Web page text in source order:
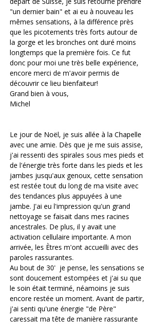
"un dernier bain" et ai eu à nouveau les
mêmes sensations, à la différence près
que les picotements très forts autour de
la gorge et les bronches ont duré moins
longtemps que la première fois. Ce fut
donc pour moi une très belle expérience,
encore merci de m'avoir permis de
découvrir ce lieu bienfaiteur!
Grand bien à vous,
Michel
Le jour de Noël, je suis allée à la Chapelle
avec une amie. Dès que je me suis assise,
j'ai ressenti des spirales sous mes pieds et
de l'énergie très forte dans les pieds et les
jambes jusqu'aux genoux, cette sensation
est restée tout du long de ma visite avec
des tendances plus appuyées à une
jambe. J'ai eu l'impression qu'un grand
nettoyage se faisait dans mes racines
ancestrales. De plus, il y avait une
activation cellulaire importante. A mon
arrivée, les Ètres m'ont accueilli avec des
paroles rassurantes.
Au bout de 30'  je pense, les sensations se
sont doucement estompées et j'ai su que
le soin était terminé, néamoins je suis
encore restée un moment. Avant de partir,
j'ai senti qu'une énergie "de Père"
caressait ma tête de manière rassurante